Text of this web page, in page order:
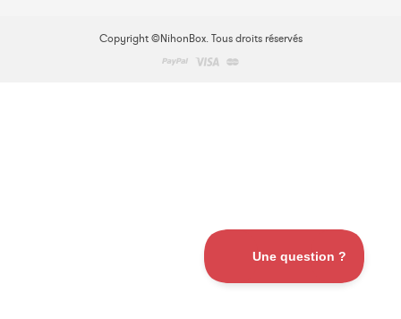
Copyright ©NihonBox. Tous droits réservés